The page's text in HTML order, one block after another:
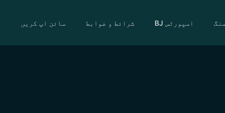
اسپورٹس BJ شرائط و ضوابط سائن اپ کریں